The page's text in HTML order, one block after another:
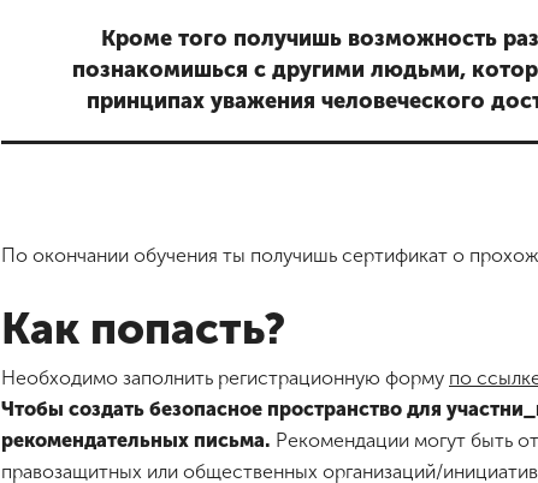
Кроме того получишь возможность
познакомишься с другими людьми,
принципах уважения человеческого
По окончании обучения ты получишь сертификат о
Как попасть?
Необходимо заполнить регистрационную форму по
Чтобы создать безопасное пространство для
рекомендательных письма. Рекомендации могут быть
правозащитных или общественных организаций/